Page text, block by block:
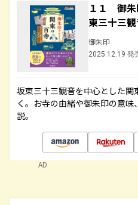
１１ 御朱
東三十三
御朱印
2025.12.19 発
坂東三十三観音を中心とした
く。お寺の由緒や御朱印の意
説。
AD